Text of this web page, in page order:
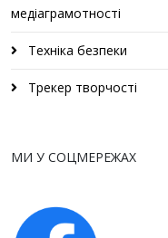
медіаграмотності
Техніка безпеки
Трекер творчості
МИ У СОЦМЕРЕЖАХ